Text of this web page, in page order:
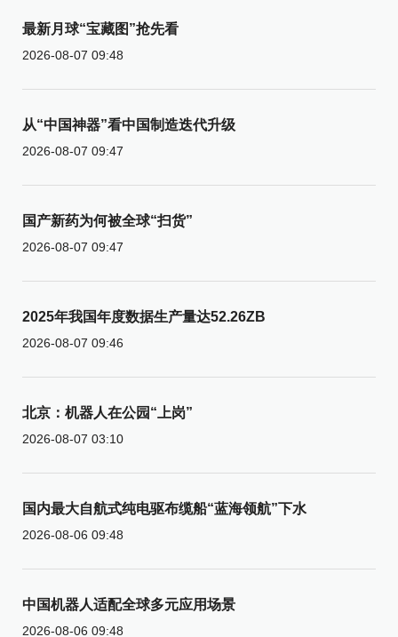
最新月球“宝藏图”抢先看
2026-08-07 09:48
从“中国神器”看中国制造迭代升级
2026-08-07 09:47
国产新药为何被全球“扫货”
2026-08-07 09:47
2025年我国年度数据生产量达52.26ZB
2026-08-07 09:46
北京：机器人在公园“上岗”
2026-08-07 03:10
国内最大自航式纯电驱布缆船“蓝海领航”下水
2026-08-06 09:48
中国机器人适配全球多元应用场景
2026-08-06 09:48